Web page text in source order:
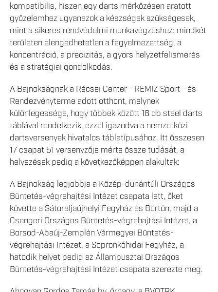
kompatibilis, hiszen egy darts mérkőzésen aratott
győzelemhez ugyanazok a készségek szükségesek,
mint a sikeres rendvédelmi munkavégzéshez: mindkét
területen elengedhetetlen a fegyelmezettség, a
koncentráció, a precizitás, a gyors helyzetfelismerés
és a stratégiai gondolkodás.
A Bajnokságnak a Récsei Center - REMIZ Sport - és
Rendezvényterme adott otthont, melynek
különlegessége, hogy többek között 16 db steel darts
táblával rendelkezik, ezzel igazodva a nemzetközi
dartsversenyek hivatalos táblatípusához. Itt összesen
17 csapat 51 versenyzője mérte össze tudását, a
helyezések pedig a következőképpen alakultak:
A Bajnokság legjobbja a Közép-dunántúli Országos
Büntetés-végrehajtási Intézet csapata lett, őket
követte a Sátoraljaújhelyi Fegyház és Börtön, majd a
Csengeri Országos Büntetés-végrehajtási Intézet, a
Borsod-Abaúj-Zemplén Vármegyei Büntetés-
végrehajtási Intézet, a Sopronkőhidai Fegyház, a
hatodik helyet pedig az Állampusztai Országos
Büntetés-végrehajtási Intézet csapata szerezte meg.